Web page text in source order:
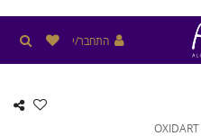
התחבר/י
OXIDART